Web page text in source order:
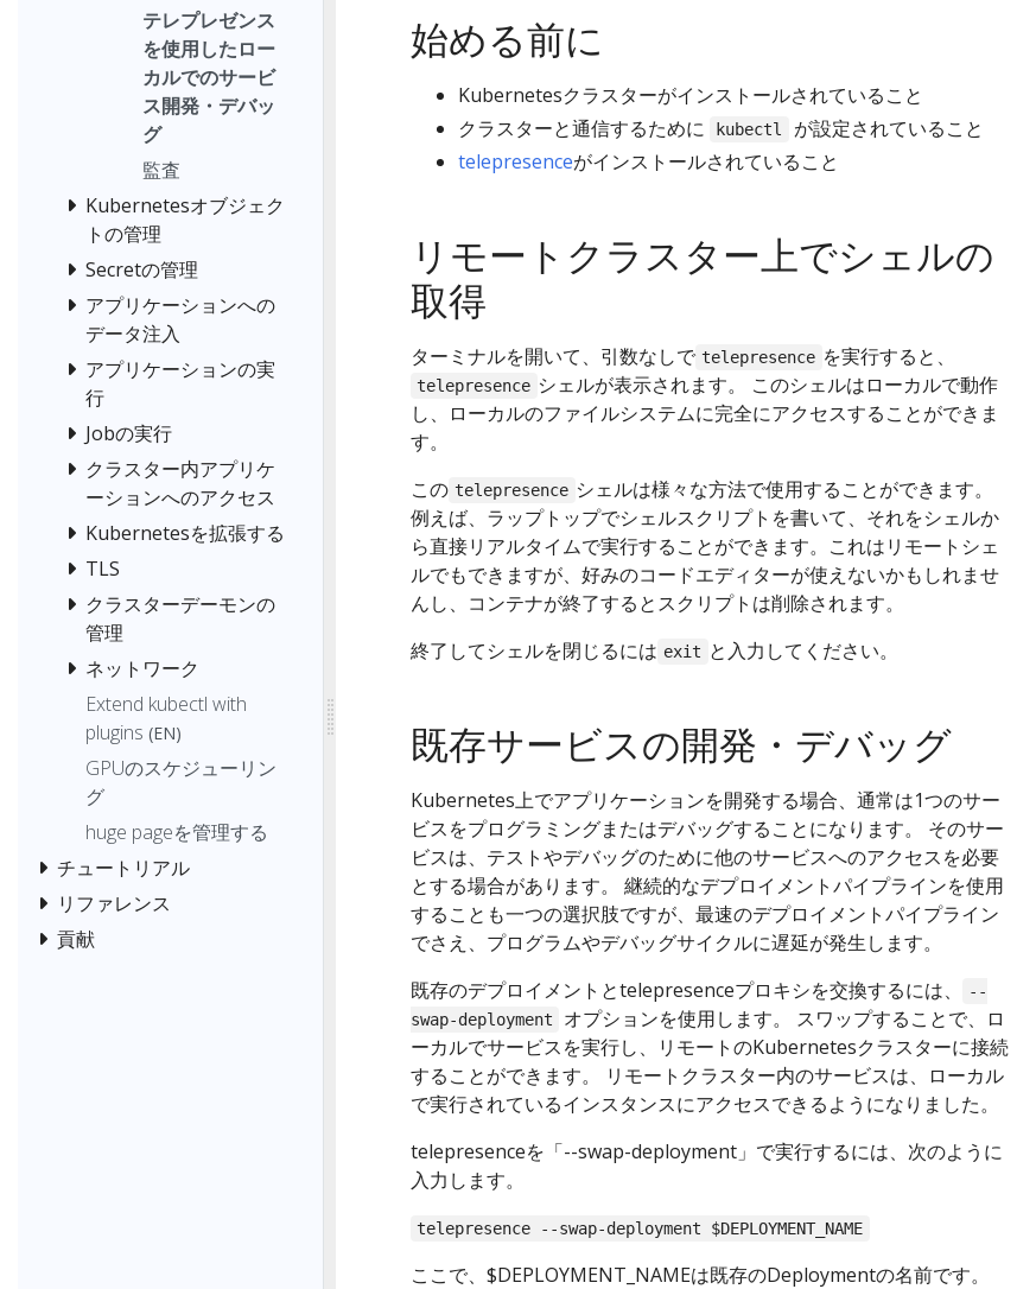
テレプレゼンス
を使用したロー
カルでのサービ
ス開発・デバッ
グ
監査
Kubernetesオブジェク
トの管理
Secretの管理
アプリケーションへの
データ注入
アプリケーションの実
行
Jobの実行
クラスター内アプリケ
ーションへのアクセス
Kubernetesを拡張する
TLS
クラスターデーモンの
管理
ネットワーク
Extend kubectl with
plugins (EN)
GPUのスケジューリン
グ
huge pageを管理する
チュートリアル
リファレンス
貢献
始める前に
Kubernetesクラスターがインストールされていること
クラスターと通信するために
kubectl
が設定されていること
telepresenceがインストールされていること
リモートクラスター上でシェルの
取得
ターミナルを開いて、引数なしで telepresence を実行すると、
telepresence シェルが表示されます。 このシェルはローカルで動作
し、ローカルのファイルシステムに完全にアクセスすることができま
す。
この telepresence シェルは様々な方法で使用することができます。
例えば、ラップトップでシェルスクリプトを書いて、それをシェルか
ら直接リアルタイムで実行することができます。これはリモートシェ
ルでもできますが、好みのコードエディターが使えないかもしれませ
んし、コンテナが終了するとスクリプトは削除されます。
終了してシェルを閉じるには exit と入力してください。
既存サービスの開発・デバッグ
Kubernetes上でアプリケーションを開発する場合、通常は1つのサー
ビスをプログラミングまたはデバッグすることになります。 そのサー
ビスは、テストやデバッグのために他のサービスへのアクセスを必要
とする場合があります。 継続的なデプロイメントパイプラインを使用
することも一つの選択肢ですが、最速のデプロイメントパイプライン
でさえ、プログラムやデバッグサイクルに遅延が発生します。
既存のデプロイメントとtelepresenceプロキシを交換するには、
--
swap-deployment
オプションを使用します。 スワップすることで、ロ
ーカルでサービスを実行し、リモートのKubernetesクラスターに接続
することができます。 リモートクラスター内のサービスは、ローカル
で実行されているインスタンスにアクセスできるようになりました。
telepresenceを「--swap-deployment」で実行するには、次のように
入力します。
telepresence --swap-deployment $DEPLOYMENT_NAME
ここで、$DEPLOYMENT_NAMEは既存のDeploymentの名前です。